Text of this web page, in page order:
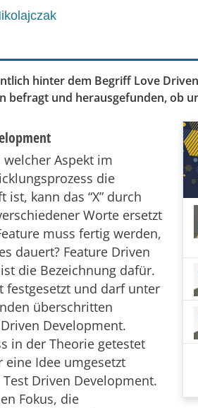
hinter dem Begriff Love
befragt und herausgefunden, ob
welcher Aspekt im
die
ist, kann das “X” durch
Worte ersetzt
muss fertig werden,
dauert? Feature Driven
die Bezeichnung dafür.
festgesetzt und darf unter
überschritten
Development.
in der Theorie getestet
eine Idee umgesetzt
Driven Development.
Fokus, die